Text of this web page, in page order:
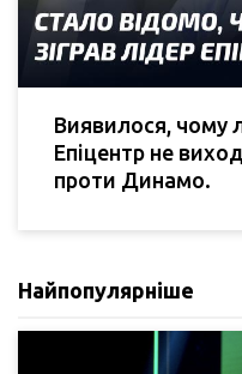
Виявилося, чому
Епіцентр не
проти Динамо.
Найпопулярніше